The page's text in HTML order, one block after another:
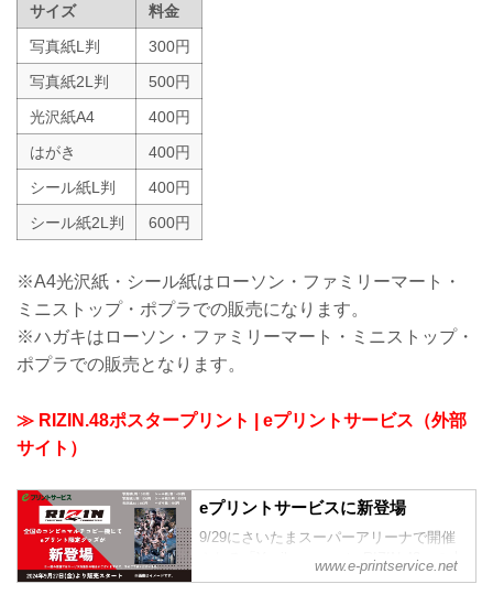
サイズ
料金
写真紙L判
300円
写真紙2L判
500円
光沢紙A4
400円
はがき
400円
シール紙L判
400円
シール紙2L判
600円
※A4光沢紙・シール紙はローソン・ファミリーマート・
ミニストップ・ポプラでの販売になります。
※ハガキはローソン・ファミリーマート・ミニストップ・
ポプラでの販売となります。
≫ RIZIN.48ポスタープリント | eプリントサービス（外部
サイト）
eプリントサービスに新登場
9/29にさいたまスーパーアリーナで開催
される「Yogibo presents RIZIN.48」の大
会ポスターが登場！出場する全選手が集
www.e-printservice.net